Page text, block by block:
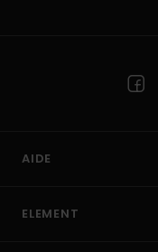
AIDE
ELEMENT